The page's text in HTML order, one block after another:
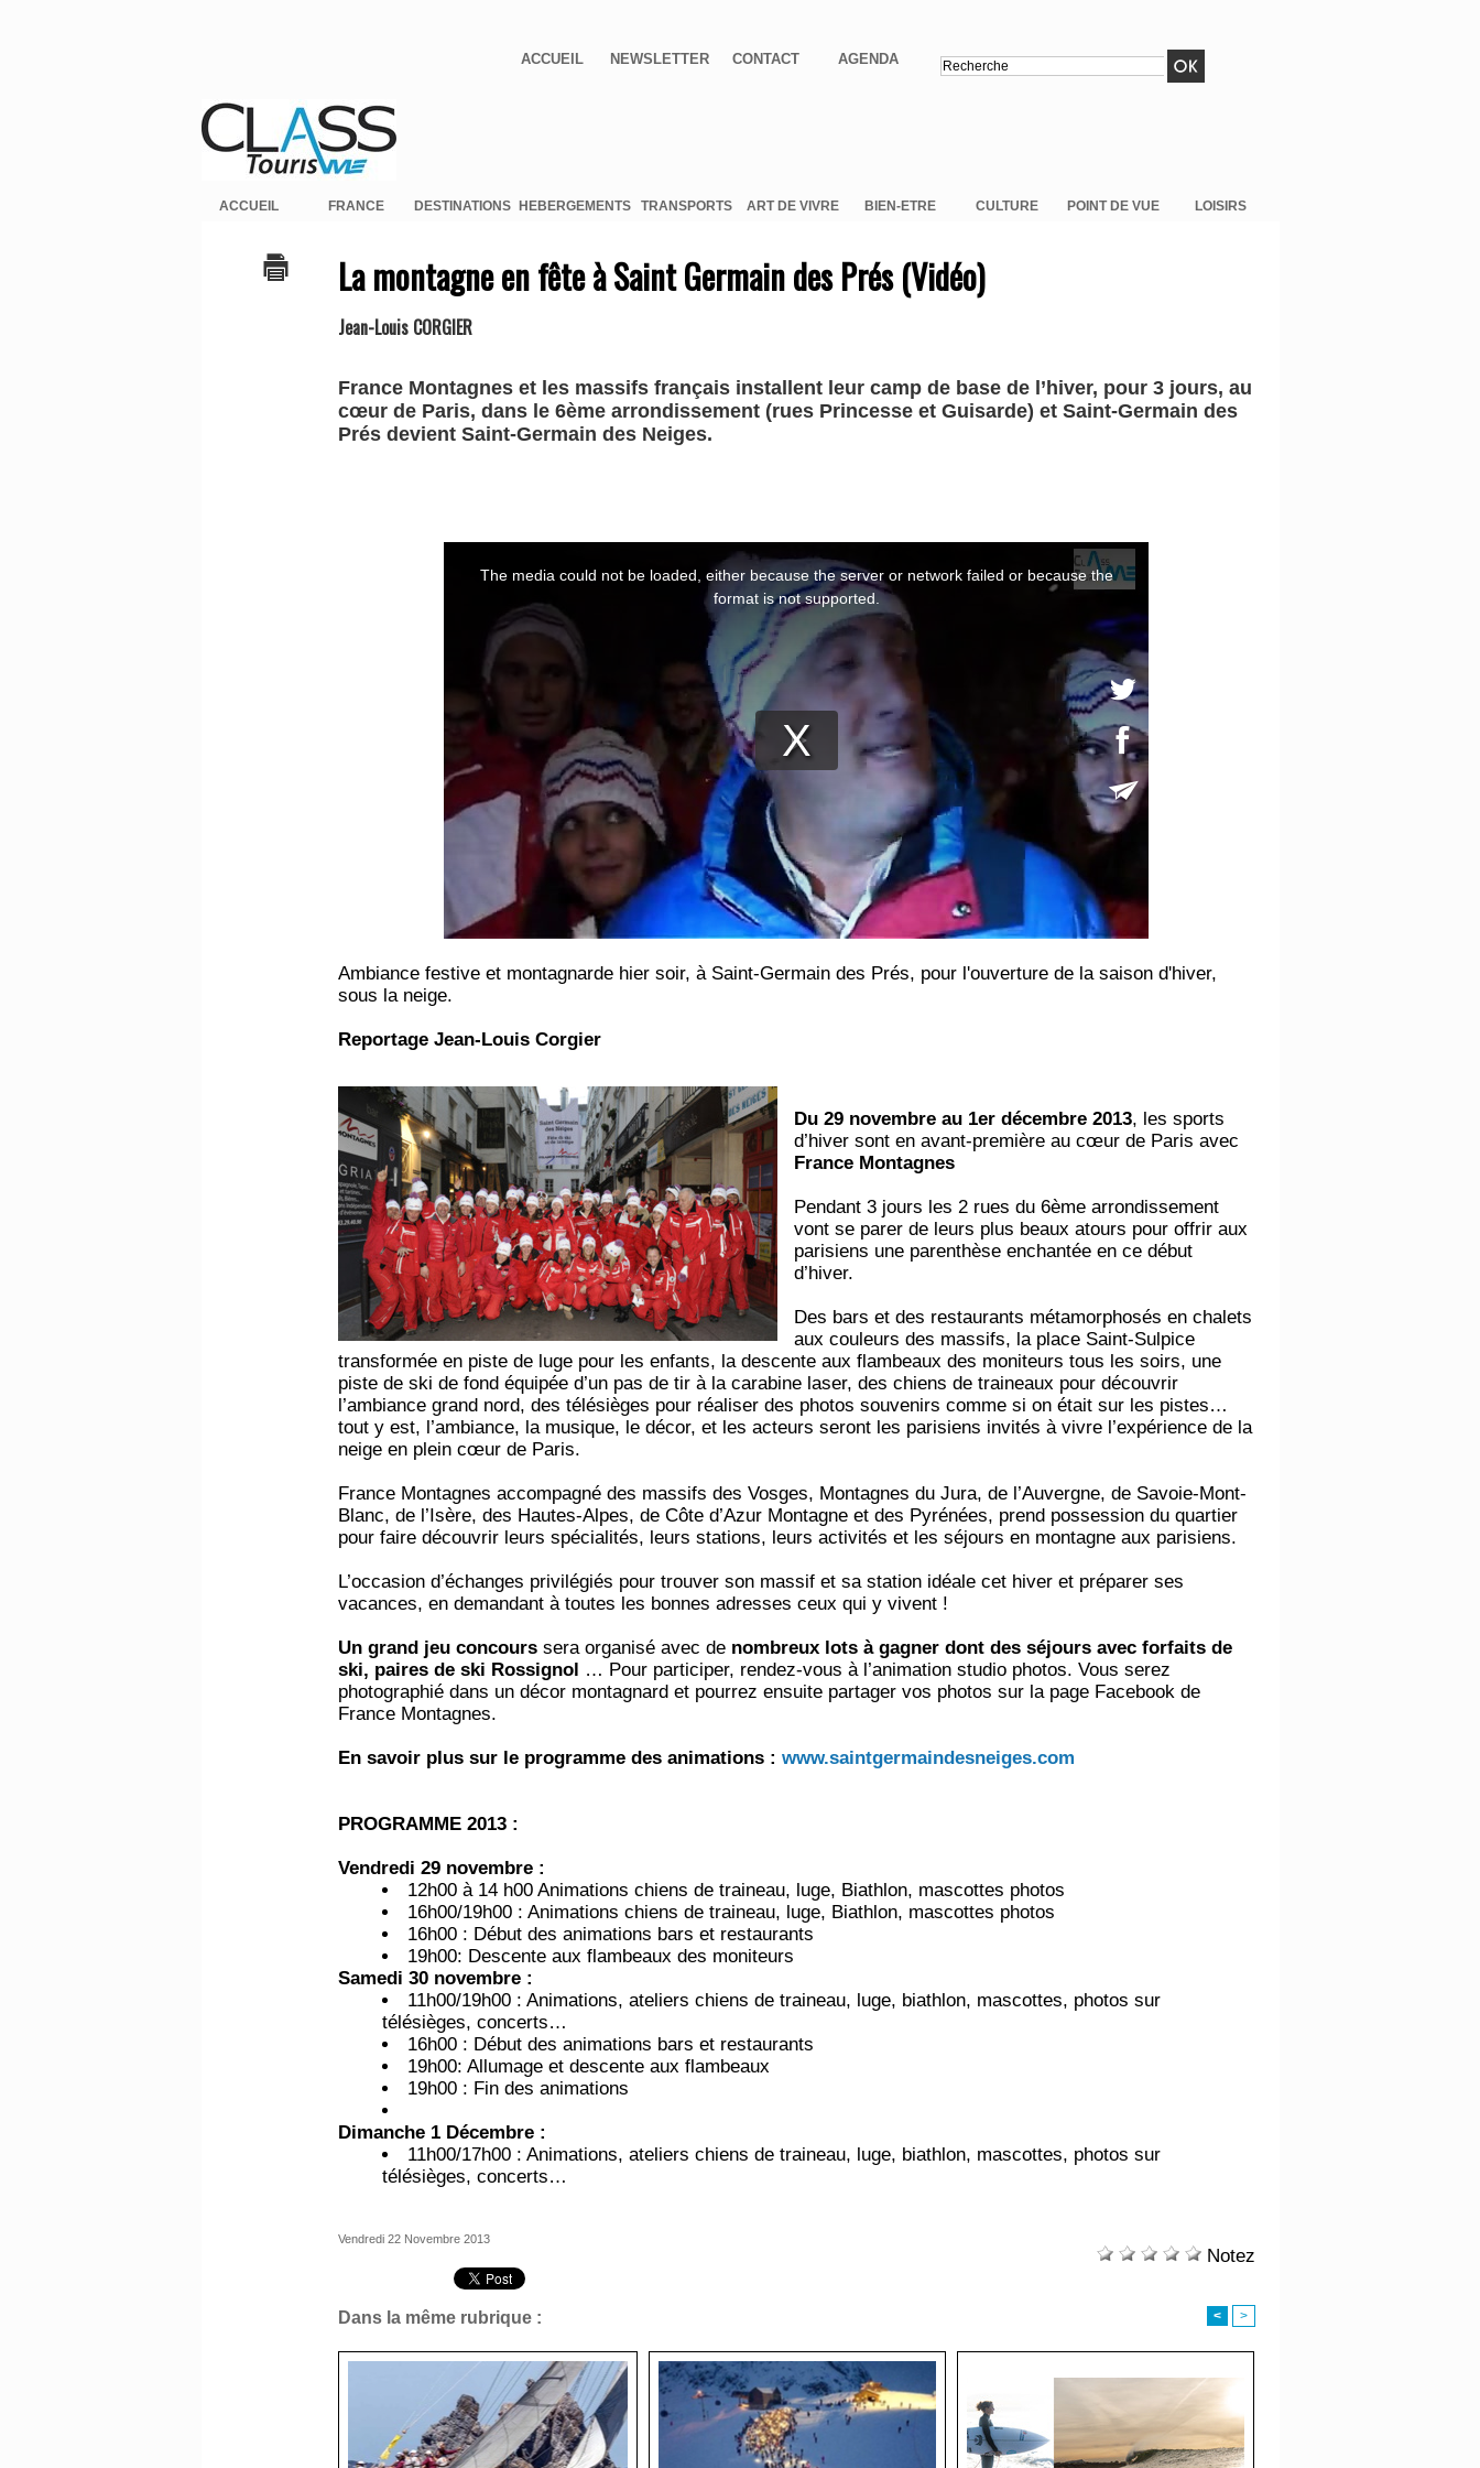
ACCUEIL NEWSLETTER CONTACT AGENDA
ACCUEIL FRANCE DESTINATIONS HEBERGEMENTS TRANSPORTS ART DE VIVRE BIEN-ETRE CULTURE POINT DE VUE LOISIRS
La montagne en fête à Saint Germain des Prés (Vidéo)
Jean-Louis CORGIER
France Montagnes et les massifs français installent leur camp de base de l’hiver, pour 3 jours, au
cœur de Paris, dans le 6ème arrondissement (rues Princesse et Guisarde) et Saint-Germain des
Prés devient Saint-Germain des Neiges.
Ambiance festive et montagnarde hier soir, à Saint-Germain des Prés, pour l'ouverture de la saison d'hiver,
sous la neige.
Reportage Jean-Louis Corgier
Du 29 novembre au 1er décembre 2013, les sports
d’hiver sont en avant-première au cœur de Paris avec
France Montagnes
Pendant 3 jours les 2 rues du 6ème arrondissement
vont se parer de leurs plus beaux atours pour offrir aux
parisiens une parenthèse enchantée en ce début
d’hiver.
Des bars et des restaurants métamorphosés en chalets
aux couleurs des massifs, la place Saint-Sulpice
transformée en piste de luge pour les enfants, la descente aux flambeaux des moniteurs tous les soirs, une
piste de ski de fond équipée d’un pas de tir à la carabine laser, des chiens de traineaux pour découvrir
l’ambiance grand nord, des télésièges pour réaliser des photos souvenirs comme si on était sur les pistes…
tout y est, l’ambiance, la musique, le décor, et les acteurs seront les parisiens invités à vivre l’expérience de la
neige en plein cœur de Paris.
France Montagnes accompagné des massifs des Vosges, Montagnes du Jura, de l’Auvergne, de Savoie-Mont-
Blanc, de l’Isère, des Hautes-Alpes, de Côte d’Azur Montagne et des Pyrénées, prend possession du quartier
pour faire découvrir leurs spécialités, leurs stations, leurs activités et les séjours en montagne aux parisiens.
L’occasion d’échanges privilégiés pour trouver son massif et sa station idéale cet hiver et préparer ses
vacances, en demandant à toutes les bonnes adresses ceux qui y vivent !
Un grand jeu concourssera organisé avec de nombreux lots à gagner dont des séjours avec forfaits de
ski, paires de ski Rossignol … Pour participer, rendez-vous à l’animation studio photos. Vous serez
photographié dans un décor montagnard et pourrez ensuite partager vos photos sur la page Facebook de
France Montagnes.
En savoir plus sur le programme des animations :www.saintgermaindesneiges.com
PROGRAMME 2013 :
Vendredi 29 novembre :
12h00 à 14 h00 Animations chiens de traineau, luge, Biathlon, mascottes photos
16h00/19h00 : Animations chiens de traineau, luge, Biathlon, mascottes photos
16h00 : Début des animations bars et restaurants
19h00: Descente aux flambeaux des moniteurs
Samedi 30 novembre :
11h00/19h00 : Animations, ateliers chiens de traineau, luge, biathlon, mascottes, photos sur
télésièges, concerts…
16h00 : Début des animations bars et restaurants
19h00: Allumage et descente aux flambeaux
19h00 : Fin des animations
Dimanche 1 Décembre :
11h00/17h00 : Animations, ateliers chiens de traineau, luge, biathlon, mascottes, photos sur
télésièges, concerts…
Vendredi 22 Novembre 2013
Notez
Dans la même rubrique : < >